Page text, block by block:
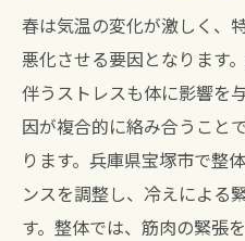
春は気温の変化が激しく、
悪化させる要因となります
伴うストレスも体に影響を
因が複合的に絡み合うこと
ります。兵庫県宝塚市で整
ンスを調整し、冷えによる
す。整体では、筋肉の緊張